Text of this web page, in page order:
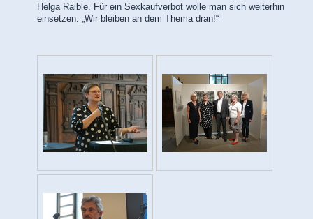
Helga Raible. Für ein Sexkaufverbot wolle man sich weiterhin
einsetzen. „Wir bleiben an dem Thema dran!“